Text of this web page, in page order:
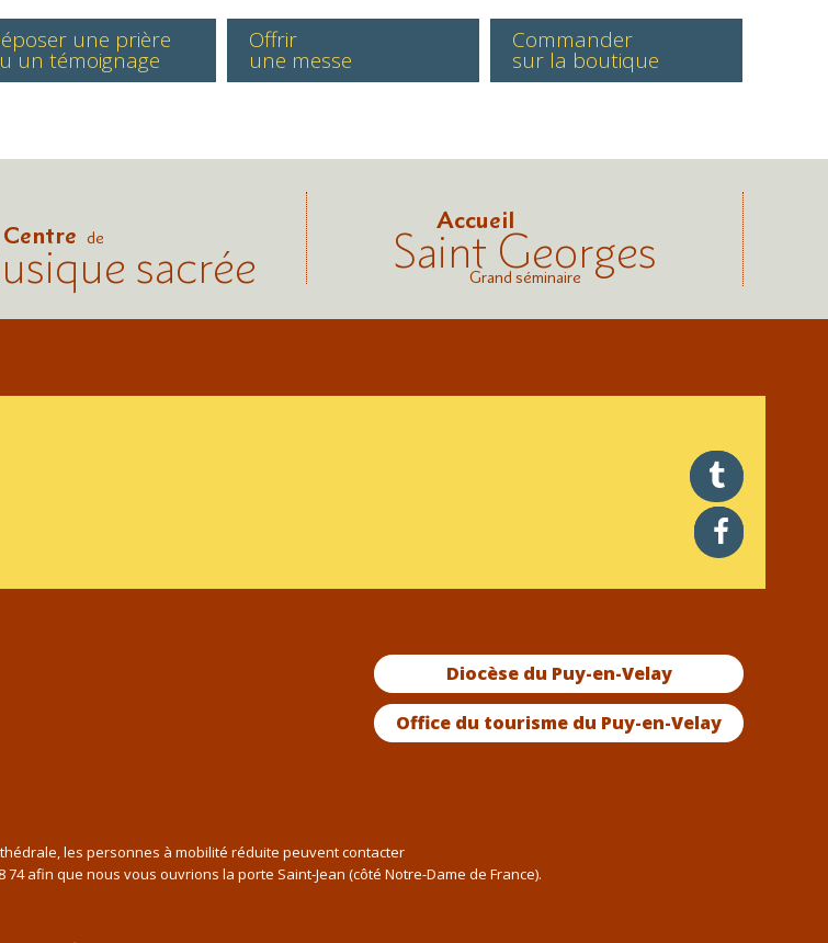
une prière
un témoignage
Offrir
une messe
Commander
sur la boutique
Centre de sacrée
Accueil
Saint Georges
Grand séminaire
twitter
facebook
Diocèse du Puy-en-Velay
Office du tourisme du Puy-en-Velay
les personnes à mobilité réduite peuvent contacter
74afin que nous vous ouvrions la porte Saint-Jean (côté Notre-Dame de France).